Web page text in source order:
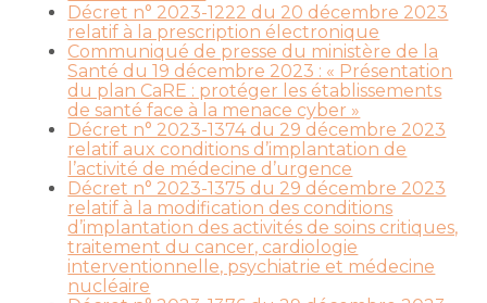
Décret n° 2023-1222 du 20 décembre 2023
relatif à la prescription électronique
Communiqué de presse du ministère de la
Santé du 19 décembre 2023 : « Présentation
du plan CaRE : protéger les établissements
de santé face à la menace cyber »
Décret n° 2023-1374 du 29 décembre 2023
relatif aux conditions d’implantation de
l’activité de médecine d’urgence
Décret n° 2023-1375 du 29 décembre 2023
relatif à la modification des conditions
d’implantation des activités de soins critiques,
traitement du cancer, cardiologie
interventionnelle, psychiatrie et médecine
nucléaire